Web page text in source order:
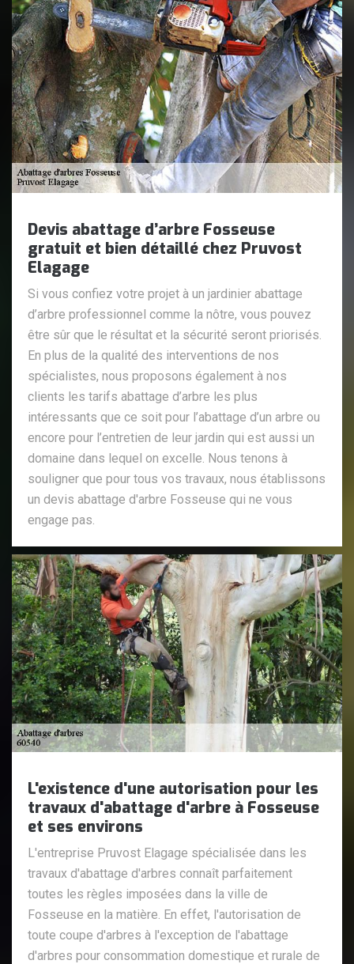
Devis abattage d’arbre Fosseuse
gratuit et bien détaillé chez Pruvost
Elagage
Si vous confiez votre projet à un jardinier abattage
d’arbre professionnel comme la nôtre, vous pouvez
être sûr que le résultat et la sécurité seront priorisés.
En plus de la qualité des interventions de nos
spécialistes, nous proposons également à nos
clients les tarifs abattage d’arbre les plus
intéressants que ce soit pour l’abattage d’un arbre ou
encore pour l’entretien de leur jardin qui est aussi un
domaine dans lequel on excelle. Nous tenons à
souligner que pour tous vos travaux, nous établissons
un devis abattage d'arbre Fosseuse qui ne vous
engage pas.
L'existence d'une autorisation pour les
travaux d'abattage d'arbre à Fosseuse
et ses environs
L'entreprise Pruvost Elagage spécialisée dans les
travaux d'abattage d'arbres connaît parfaitement
toutes les règles imposées dans la ville de
Fosseuse en la matière. En effet, l'autorisation de
toute coupe d'arbres à l'exception de l'abattage
d'arbres pour consommation domestique et rurale de